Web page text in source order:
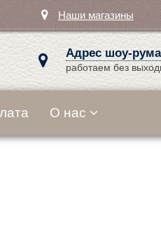
Наши магазины
Адрес шоу-рума
работаем без
О нас